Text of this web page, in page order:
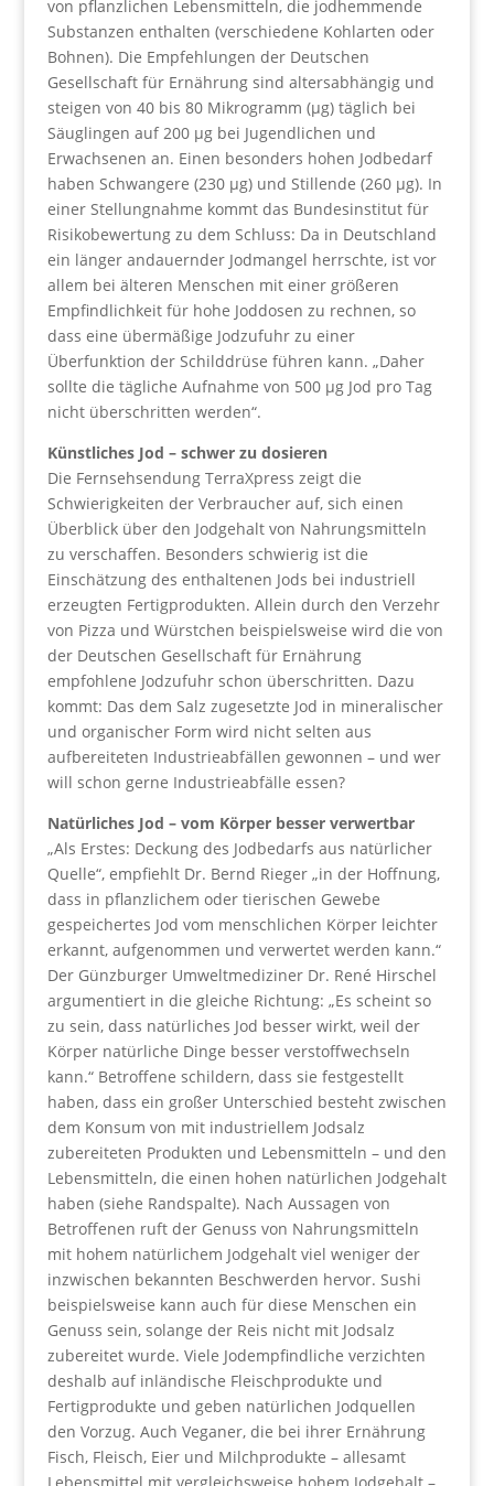
von pflanzlichen Lebensmitteln, die jodhemmende
Substanzen enthalten (verschiedene Kohlarten oder
Bohnen). Die Empfehlungen der Deutschen
Gesellschaft für Ernährung sind altersabhängig und
steigen von 40 bis 80 Mikrogramm (μg) täglich bei
Säuglingen auf 200 μg bei Jugendlichen und
Erwachsenen an. Einen besonders hohen Jodbedarf
haben Schwangere (230 μg) und Stillende (260 μg). In
einer Stellungnahme kommt das Bundesinstitut für
Risikobewertung zu dem Schluss: Da in Deutschland
ein länger andauernder Jodmangel herrschte, ist vor
allem bei älteren Menschen mit einer größeren
Empfindlichkeit für hohe Joddosen zu rechnen, so
dass eine übermäßige Jodzufuhr zu einer
Überfunktion der Schilddrüse führen kann. „Daher
sollte die tägliche Aufnahme von 500 μg Jod pro Tag
nicht überschritten werden“.
Künstliches Jod – schwer zu dosieren
Die Fernsehsendung TerraXpress zeigt die
Schwierigkeiten der Verbraucher auf, sich einen
Überblick über den Jodgehalt von Nahrungsmitteln
zu verschaffen. Besonders schwierig ist die
Einschätzung des enthaltenen Jods bei industriell
erzeugten Fertigprodukten. Allein durch den Verzehr
von Pizza und Würstchen beispielsweise wird die von
der Deutschen Gesellschaft für Ernährung
empfohlene Jodzufuhr schon überschritten. Dazu
kommt: Das dem Salz zugesetzte Jod in mineralischer
und organischer Form wird nicht selten aus
aufbereiteten Industrieabfällen gewonnen – und wer
will schon gerne Industrieabfälle essen?
Natürliches Jod – vom Körper besser verwertbar
„Als Erstes: Deckung des Jodbedarfs aus natürlicher
Quelle“, empfiehlt Dr. Bernd Rieger „in der Hoffnung,
dass in pflanzlichem oder tierischen Gewebe
gespeichertes Jod vom menschlichen Körper leichter
erkannt, aufgenommen und verwertet werden kann.“
Der Günzburger Umweltmediziner Dr. René Hirschel
argumentiert in die gleiche Richtung: „Es scheint so
zu sein, dass natürliches Jod besser wirkt, weil der
Körper natürliche Dinge besser verstoffwechseln
kann.“ Betroffene schildern, dass sie festgestellt
haben, dass ein großer Unterschied besteht zwischen
dem Konsum von mit industriellem Jodsalz
zubereiteten Produkten und Lebensmitteln – und den
Lebensmitteln, die einen hohen natürlichen Jodgehalt
haben (siehe Randspalte). Nach Aussagen von
Betroffenen ruft der Genuss von Nahrungsmitteln
mit hohem natürlichem Jodgehalt viel weniger der
inzwischen bekannten Beschwerden hervor. Sushi
beispielsweise kann auch für diese Menschen ein
Genuss sein, solange der Reis nicht mit Jodsalz
zubereitet wurde. Viele Jodempfindliche verzichten
deshalb auf inländische Fleischprodukte und
Fertigprodukte und geben natürlichen Jodquellen
den Vorzug. Auch Veganer, die bei ihrer Ernährung
Fisch, Fleisch, Eier und Milchprodukte – allesamt